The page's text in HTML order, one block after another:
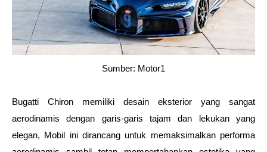
Sumber: Motor1
Bugatti Chiron memiliki desain eksterior yang sangat
aerodinamis dengan garis-garis tajam dan lekukan yang
elegan, Mobil ini dirancang untuk memaksimalkan performa